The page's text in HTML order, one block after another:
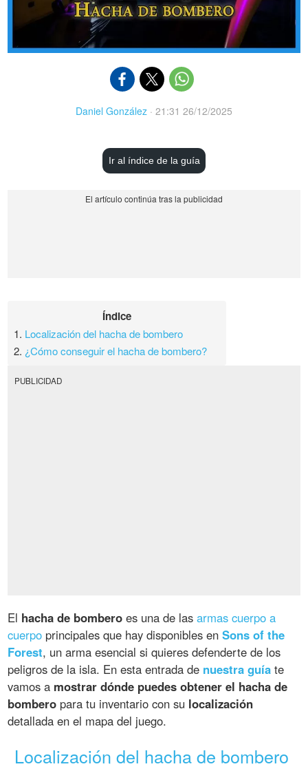
Daniel González · 21:31 26/12/2025
Ir al índice de la guía
Índice
1. Localización del hacha de bombero
2. ¿Cómo conseguir el hacha de bombero?
PUBLICIDAD
El hacha de bombero es una de lasarmas cuerpo a
cuerpo principales que hay disponibles enSons of the
Forest, un arma esencial si quieres defenderte de los
peligros de la isla. En esta entrada de nuestra guía te
vamos a mostrar dónde puedes obtener el hacha de
bombero para tu inventario con su localización
detallada en el mapa del juego.
Localización del hacha de bombero